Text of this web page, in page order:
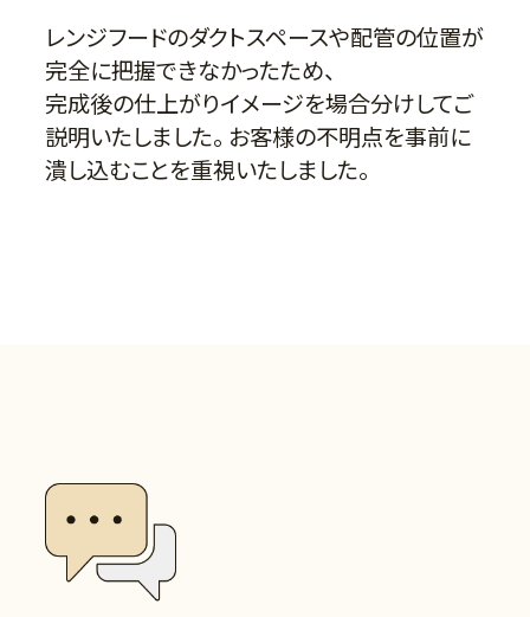
レンジフードのダクトスペースや配管の位置が
完全に把握できなかったため、
完成後の仕上がりイメージを場合分けしてご
説明いたしました。 お客様の不明点を事前に
潰し込むことを重視いたしました。